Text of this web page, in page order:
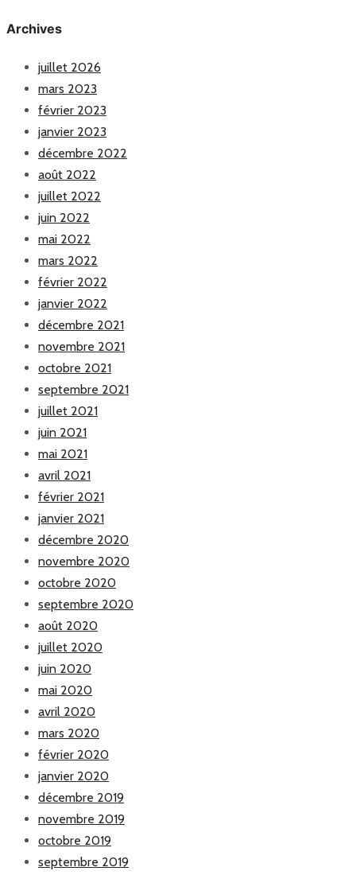
Archives
juillet 2026
mars 2023
février 2023
janvier 2023
décembre 2022
août 2022
juillet 2022
juin 2022
mai 2022
mars 2022
février 2022
janvier 2022
décembre 2021
novembre 2021
octobre 2021
septembre 2021
juillet 2021
juin 2021
mai 2021
avril 2021
février 2021
janvier 2021
décembre 2020
novembre 2020
octobre 2020
septembre 2020
août 2020
juillet 2020
juin 2020
mai 2020
avril 2020
mars 2020
février 2020
janvier 2020
décembre 2019
novembre 2019
octobre 2019
septembre 2019